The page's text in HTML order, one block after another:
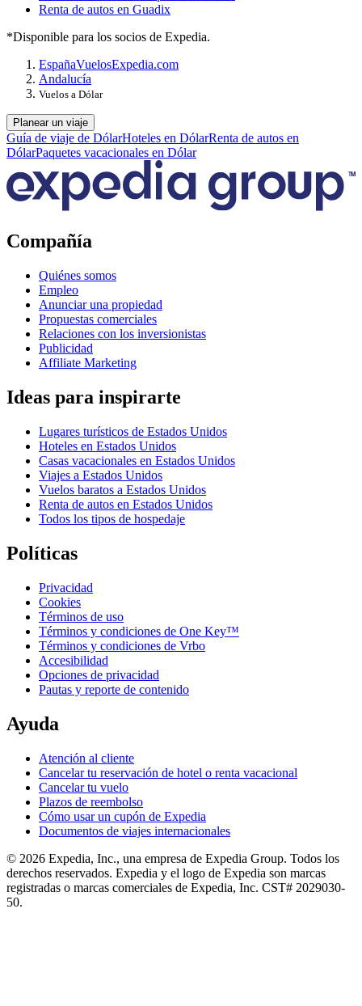
Renta de autos en Guadix
*Disponible para los socios de Expedia.
EspañaVuelosExpedia.com
Andalucía
Vuelos a Dólar
Planear un viaje
Guía de viaje de DólarHoteles en DólarRenta de autos en
DólarPaquetes vacacionales en Dólar
Compañía
Quiénes somos
Empleo
Anunciar una propiedad
Propuestas comerciales
Relaciones con los inversionistas
Publicidad
Affiliate Marketing
Ideas para inspirarte
Lugares turísticos de Estados Unidos
Hoteles en Estados Unidos
Casas vacacionales en Estados Unidos
Viajes a Estados Unidos
Vuelos baratos a Estados Unidos
Renta de autos en Estados Unidos
Todos los tipos de hospedaje
Políticas
Privacidad
Cookies
Términos de uso
Términos y condiciones de One Key™
Términos y condiciones de Vrbo
Accesibilidad
Opciones de privacidad
Pautas y reporte de contenido
Ayuda
Atención al cliente
Cancelar tu reservación de hotel o renta vacacional
Cancelar tu vuelo
Plazos de reembolso
Cómo usar un cupón de Expedia
Documentos de viajes internacionales
© 2026 Expedia, Inc., una empresa de Expedia Group. Todos los
derechos reservados. Expedia y el logo de Expedia son marcas
registradas o marcas comerciales de Expedia, Inc. CST# 2029030-
50.